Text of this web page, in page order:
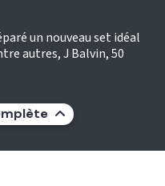
un nouveau set idéal
autres, J Balvin, 50